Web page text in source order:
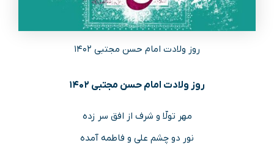
روز ولادت امام حسن مجتبی ۱۴۰۲
روز ولادت امام حسن مجتبی ۱۴۰۲
مهر تولّا و شرف از افق سر زده
نور دو چشم علی و فاطمه آمده